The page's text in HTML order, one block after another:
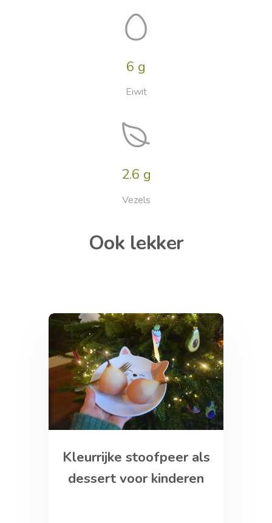
6 g
Eiwit
2.6 g
Vezels
Ook lekker
Kleurrijke stoofpeer als
dessert voor kinderen